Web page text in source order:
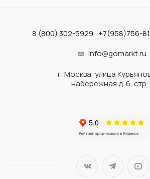
8 (800) 302-5929 +7(958)756-
info@gomarkt.ru
г. Москва, улица
набережная д. 6, стр.